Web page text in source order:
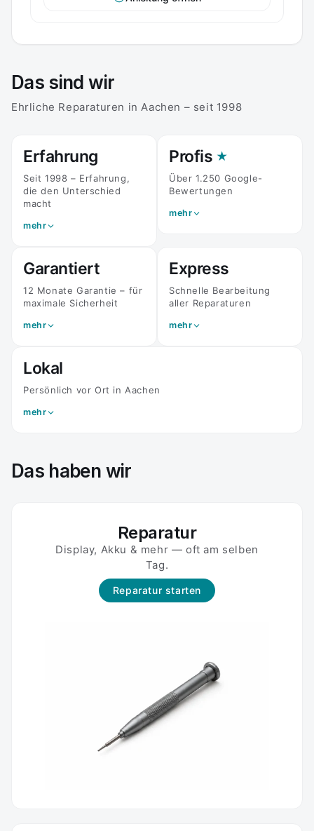
E-Mail
Gerät / Modell
der Geräterückseite oder auf der
Das sind wir
Ehrliche Reparaturen in Aachen – seit 1998
Erfahrung
Seit 1998 – Erfahrung,
die den Unterschied
macht
mehr
Profis ★
Über 1.250 Google-
Bewertungen
mehr
Garantiert
12 Monate Garantie – für
maximale Sicherheit
mehr
Express
Schnelle Bearbeitung
aller Reparaturen
mehr
Lokal
Persönlich vor Ort in Aachen
mehr
Das haben wir
Reparatur
Display, Akku & mehr — oft am selben
Tag.
Reparatur starten